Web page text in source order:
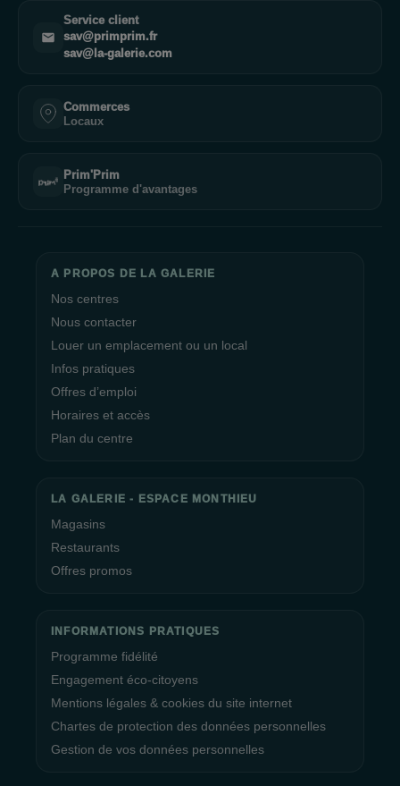
Service client
sav@primprim.fr
sav@la-galerie.com
Commerces
Locaux
Prim'Prim
Programme d'avantages
A PROPOS DE LA GALERIE
Nos centres
Nous contacter
Louer un emplacement ou un local
Infos pratiques
Offres d’emploi
Horaires et accès
Plan du centre
LA GALERIE - ESPACE MONTHIEU
Magasins
Restaurants
Offres promos
INFORMATIONS PRATIQUES
Programme fidélité
Engagement éco-citoyens
Mentions légales & cookies du site internet
Chartes de protection des données personnelles
Gestion de vos données personnelles